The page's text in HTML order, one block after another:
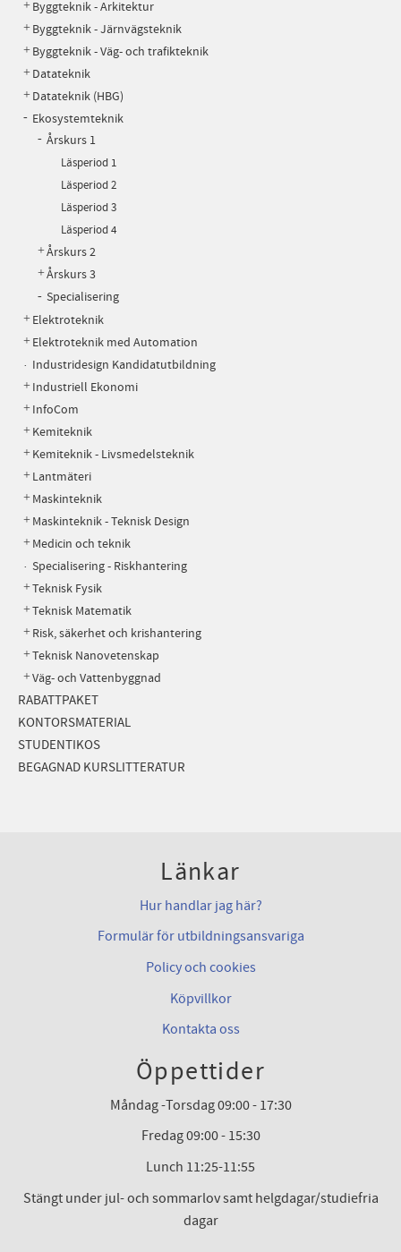
Byggteknik - Arkitektur
Byggteknik - Järnvägsteknik
Byggteknik - Väg- och trafikteknik
Datateknik
Datateknik (HBG)
Ekosystemteknik
Årskurs 1
Läsperiod 1
Läsperiod 2
Läsperiod 3
Läsperiod 4
Årskurs 2
Årskurs 3
Specialisering
Elektroteknik
Elektroteknik med Automation
Industridesign Kandidatutbildning
Industriell Ekonomi
InfoCom
Kemiteknik
Kemiteknik - Livsmedelsteknik
Lantmäteri
Maskinteknik
Maskinteknik - Teknisk Design
Medicin och teknik
Specialisering - Riskhantering
Teknisk Fysik
Teknisk Matematik
Risk, säkerhet och krishantering
Teknisk Nanovetenskap
Väg- och Vattenbyggnad
RABATTPAKET
KONTORSMATERIAL
STUDENTIKOS
BEGAGNAD KURSLITTERATUR
Länkar
Hur handlar jag här?
Formulär för utbildningsansvariga
Policy och cookies
Köpvillkor
Kontakta oss
Öppettider
Måndag -Torsdag 09:00 - 17:30
Fredag 09:00 - 15:30
Lunch 11:25-11:55
Stängt under jul- och sommarlov samt helgdagar/studiefria
dagar